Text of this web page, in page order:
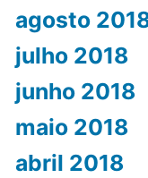
agosto
julho 2018
junho 2018
maio 2018
abril 2018